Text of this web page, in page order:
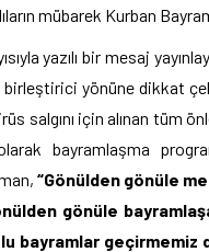
mübarek Kurban
yazılı bir mesaj
yönüne dikkat
salgını için alınan tüm
bayramlaşma
“Gönülden gönüle
gönüle
bayramlar